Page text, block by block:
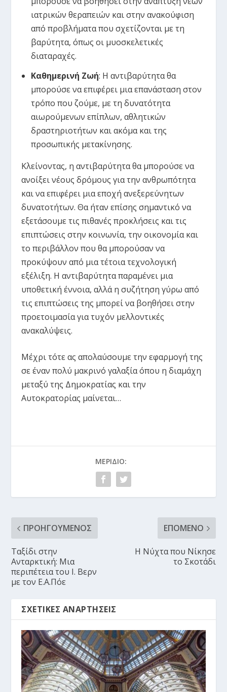
ιατρικών θεραπειών και στην ανακούφιση
από προβλήματα που σχετίζονται με τη
βαρύτητα, όπως οι μυοσκελετικές
διαταραχές.
Καθημερινή Ζωή: Η αντιβαρύτητα θα
μπορούσε να επιφέρει μια επανάσταση στον
τρόπο που ζούμε, με τη δυνατότητα
αιωρούμενων επίπλων, αθλητικών
δραστηριοτήτων και ακόμα και της
προσωπικής μετακίνησης.
Κλείνοντας, η αντιβαρύτητα θα μπορούσε να
ανοίξει νέους δρόμους για την ανθρωπότητα
και να επιφέρει μια εποχή ανεξερεύνητων
δυνατοτήτων. Θα ήταν επίσης σημαντικό να
εξετάσουμε τις πιθανές προκλήσεις και τις
επιπτώσεις στην κοινωνία, την οικονομία και
το περιβάλλον που θα μπορούσαν να
προκύψουν από μια τέτοια τεχνολογική
εξέλιξη. Η αντιβαρύτητα παραμένει μια
υποθετική έννοια, αλλά η συζήτηση γύρω από
τις επιπτώσεις της μπορεί να βοηθήσει στην
προετοιμασία για τυχόν μελλοντικές
ανακαλύψεις.
Μέχρι τότε ας απολαύσουμε την εφαρμογή της
σε έναν πολύ μακρινό γαλαξία όπου η διαμάχη
μεταξύ της Δημοκρατίας και την
Αυτοκρατορίας μαίνεται…
ΜΕΡΊΔΙΟ:
ΠΡΟΗΓΟΎΜΕΝΟΣ
Ταξίδι στην
Ανταρκτική: Μια
περιπέτεια του Ι. Βερν
με τον Ε.Α.Πόε
ΕΠΌΜΕΝΟ
Η Νύχτα που Νίκησε
το Σκοτάδι
ΣΧΕΤΙΚΈΣ ΑΝΑΡΤΉΣΕΙΣ